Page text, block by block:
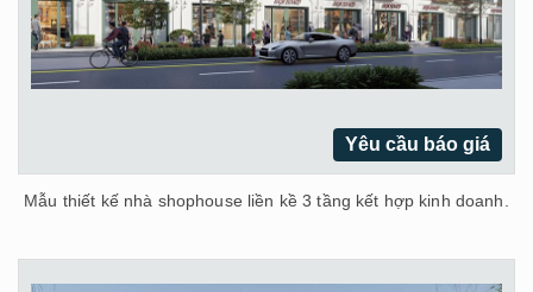
Yêu cầu báo giá
Mẫu thiết kế nhà shophouse liền kề 3 tầng kết hợp kinh doanh.